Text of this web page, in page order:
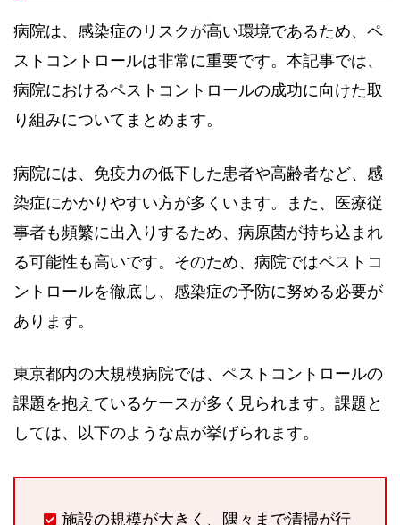
病院は、感染症のリスクが高い環境であるため、ペ
ストコントロールは非常に重要です。本記事では、
病院におけるペストコントロールの成功に向けた取
り組みについてまとめます。
病院には、免疫力の低下した患者や高齢者など、感
染症にかかりやすい方が多くいます。また、医療従
事者も頻繁に出入りするため、病原菌が持ち込まれ
る可能性も高いです。そのため、病院ではペストコ
ントロールを徹底し、感染症の予防に努める必要が
あります。
東京都内の大規模病院では、ペストコントロールの
課題を抱えているケースが多く見られます。課題と
しては、以下のような点が挙げられます。
施設の規模が大きく、隅々まで清掃が行